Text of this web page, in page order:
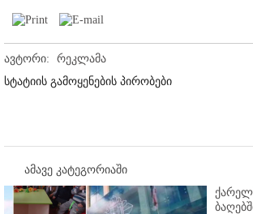
ავტორი:
რეკლამა
სტატიის გამოყენების პირობები
ამავე კატეგორიაში